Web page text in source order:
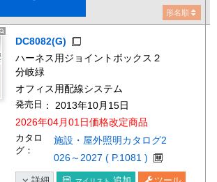
形名順
DC8082(G)
ハーネス用ジョイントボックス２
分岐緑
オフィス用配線システム
発売日 ： 2013年10月15日
2026年04月01日価格改定商品
カタロ
グ：
施設・屋外照明カタログ2
026～2027 ( P.1081 )
詳細 追加 ツール